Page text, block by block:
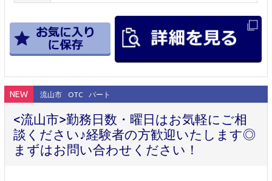
NEW 流山市 OTC パート
<流山市>勤務日数・曜日はお気軽にご相
談ください♪経験者の方歓迎いたします◎
まずはお問い合わせください！